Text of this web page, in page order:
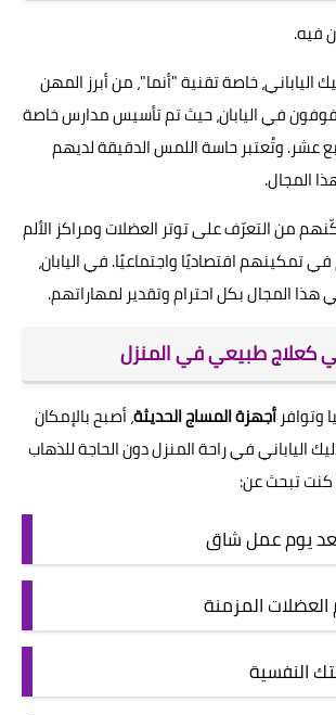
فيه.
الياباني، خاصة تقنية "أنما"، من أبرز المهن
في اليابان، حيث تم تأسيس مدارس خاصة
عشر. وتُعتبر حاسة اللمس الدقيقة لديهم
المجال.
من التعرّف على توتر العضلات ومراكز الألم
تمكينهم اقتصاديًا واجتماعيًا. في اليابان،
المجال بكل احترام وتقدير لمهاراتهم.
كعلاج طبيعي في المنزل
وتوافرأجهزة المساج الحديثة، أصبح بالإمكان
الياباني في راحة المنزل دون الحاجة للذهاب
كنت تبحث عن:
يوم عمل شاق
المزمنة
النفسية